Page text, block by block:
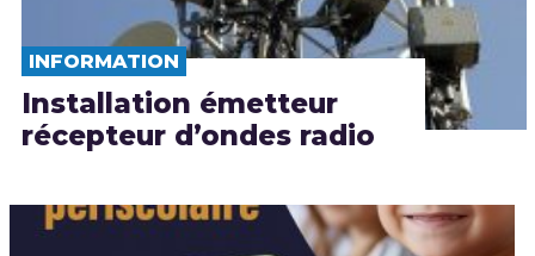
INFORMATION
Installation émetteur
récepteur d’ondes radio